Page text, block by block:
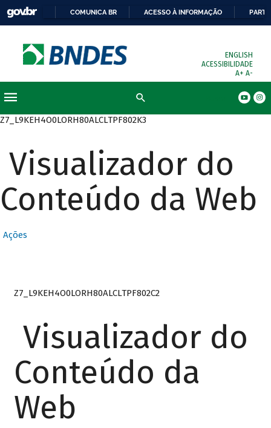
COMUNICA BR ACESSO À INFORMAÇÃO
ENGLISH
ACESSIBILIDADE
A+ A-
Z7_L9KEH4O0LORH80ALCLTPF802K3
Visualizador do
Conteúdo da Web
Ações
Z7_L9KEH4O0LORH80ALCLTPF802C2
Visualizador do
Conteúdo da
Web